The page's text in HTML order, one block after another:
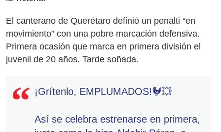
El canterano de Querétaro definió un penalti “en
movimiento” con una pobre marcación defensiva.
Primera ocasión que marca en primera división el
juvenil de 20 años. Tarde soñada.
¡Grítenlo, EMPLUMADOS!🐓💥
Así se celebra estrenarse en primera,